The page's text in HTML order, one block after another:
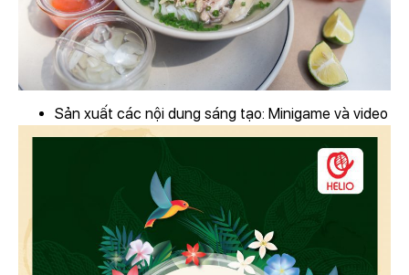
Sản xuất các nội dung sáng tạo: Minigame và video